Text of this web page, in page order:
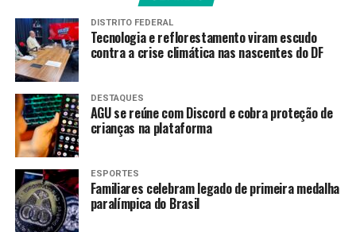
avançar”.
“Estão convidados”
Já no Instagram, também neste sábado, Lula destacou
que um tema debatido com Trump foi o combate ao
crime organizado. “Temos uma extraordinária Polícia
Federal e muita experiência no combate ao tráfico de
drogas e de armas. Nossas aduanas já estão cooperando
neste sentido”, afirmou Lula.
DISTRITO FEDERAL
Tecnologia e reflorestamento viram escudo
contra a crise climática nas nascentes do DF
DESTAQUES
AGU se reúne com Discord e cobra proteção de
crianças na plataforma
ESPORTES
Familiares celebram legado de primeira medalha
paralímpica do Brasil